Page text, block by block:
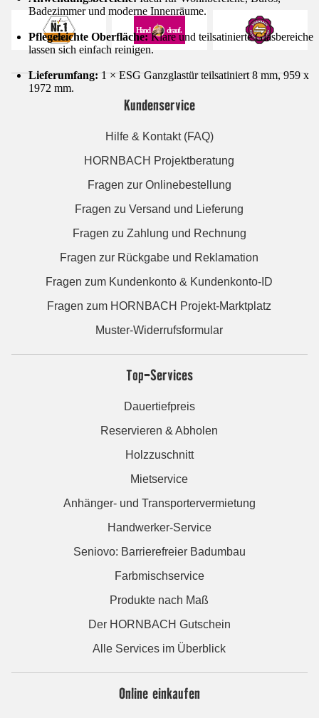
Badezimmer und moderne Innenräume.
Pflegeleichte Oberfläche:Klare und teilsatinierte Glasbereiche
lassen sich einfach reinigen.
Lieferumfang:1 × ESG Ganzglastür teilsatiniert 8 mm, 959 x
1972 mm.
Kundenservice
Hilfe & Kontakt (FAQ)
HORNBACH Projektberatung
Fragen zur Onlinebestellung
Fragen zu Versand und Lieferung
Fragen zu Zahlung und Rechnung
Fragen zur Rückgabe und Reklamation
Fragen zum Kundenkonto & Kundenkonto-ID
Fragen zum HORNBACH Projekt-Marktplatz
Muster-Widerrufsformular
Top-Services
Dauertiefpreis
Reservieren & Abholen
Holzzuschnitt
Mietservice
Anhänger- und Transportervermietung
Handwerker-Service
Seniovo: Barrierefreier Badumbau
Farbmischservice
Produkte nach Maß
Der HORNBACH Gutschein
Alle Services im Überblick
Online einkaufen